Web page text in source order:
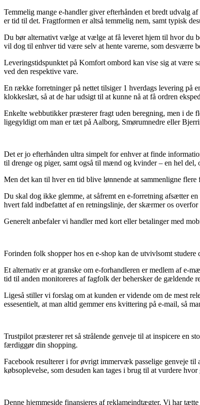
Temmelig mange e-handler giver efterhånden et bredt udvalg
er tid til det. Fragtformen er altså temmelig nem, samt typisk
Du bør alternativt vælge at vælge at få leveret hjem til hvor du
vil dog til enhver tid være selv at hente varerne, som desværre
Leveringstidspunktet på Komfort ombord kan vise sig at være
ved den respektive vare.
En række forretninger på nettet tilsiger 1 hverdags levering på
klokkeslæt, så at de har udsigt til at kunne nå at få ordren
Enkelte webbutikker præsterer fragt uden beregning, men i
ligegyldigt om man er tæt på Aalborg, Smørumnedre eller
Det er jo efterhånden ultra simpelt for enhver at finde
til drenge og piger, samt også til mænd og kvinder – en hel del,
Men det kan til hver en tid blive lønnende at sammenligne
Du skal dog ikke glemme, at såfremt en e-forretning afsætter
hvert fald indbefattet af en retningslinje, der skærmer os overfor
Generelt anbefaler vi handler med kort eller betalinger med
Forinden folk shopper hos en e-shop kan de utvivlsomt
Et alternativ er at granske om e-forhandleren er medlem af e-
tid til anden monitoreres af fagfolk der behersker de
Ligeså stiller vi forslag om at kunden er vidende om de mest
essesentielt, at man altid gemmer ens kvittering på e-mail, så
Trustpilot præsterer ret så strålende genveje til at inspicere en
færdiggør din shopping.
Facebook resulterer i for øvrigt immervæk passelige genveje
købsoplevelse, som desuden kan tages i brug til at vurdere hvor
Denne hjemmeside finansieres af reklameindtægter. Vi har